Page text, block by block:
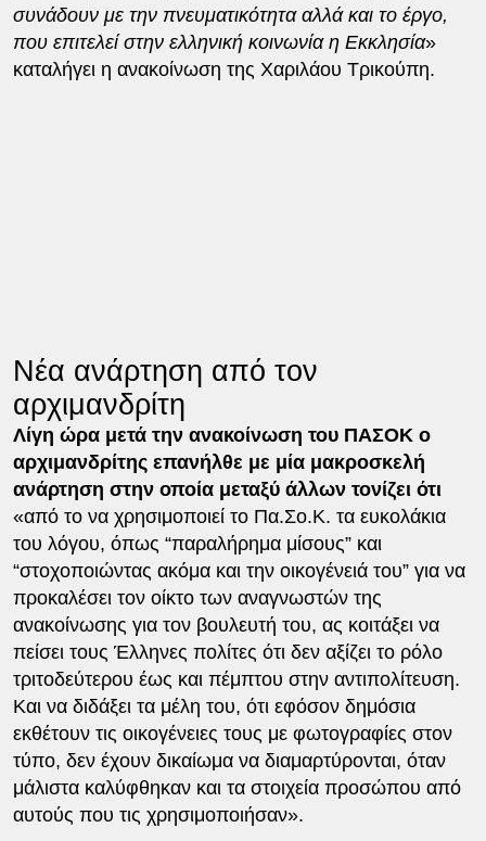
συνάδουν με την πνευματικότητα αλλά και το έργο,
που επιτελεί στην ελληνική κοινωνία η Εκκλησία»
καταλήγει η ανακοίνωση της Χαριλάου Τρικούπη.
Νέα ανάρτηση από τον
αρχιμανδρίτη
Λίγη ώρα μετά την ανακοίνωση του ΠΑΣΟΚ ο
αρχιμανδρίτης επανήλθε με μία μακροσκελή
ανάρτηση στην οποία μεταξύ άλλων τονίζει ότι
«από το να χρησιμοποιεί το Πα.Σο.Κ. τα ευκολάκια
του λόγου, όπως “παραλήρημα μίσους” και
“στοχοποιώντας ακόμα και την οικογένειά του” για να
προκαλέσει τον οίκτο των αναγνωστών της
ανακοίνωσης για τον βουλευτή του, ας κοιτάξει να
πείσει τους Έλληνες πολίτες ότι δεν αξίζει το ρόλο
τριτοδεύτερου έως και πέμπτου στην αντιπολίτευση.
Και να διδάξει τα μέλη του, ότι εφόσον δημόσια
εκθέτουν τις οικογένειες τους με φωτογραφίες στον
τύπο, δεν έχουν δικαίωμα να διαμαρτύρονται, όταν
μάλιστα καλύφθηκαν και τα στοιχεία προσώπου από
αυτούς που τις χρησιμοποιήσαν».